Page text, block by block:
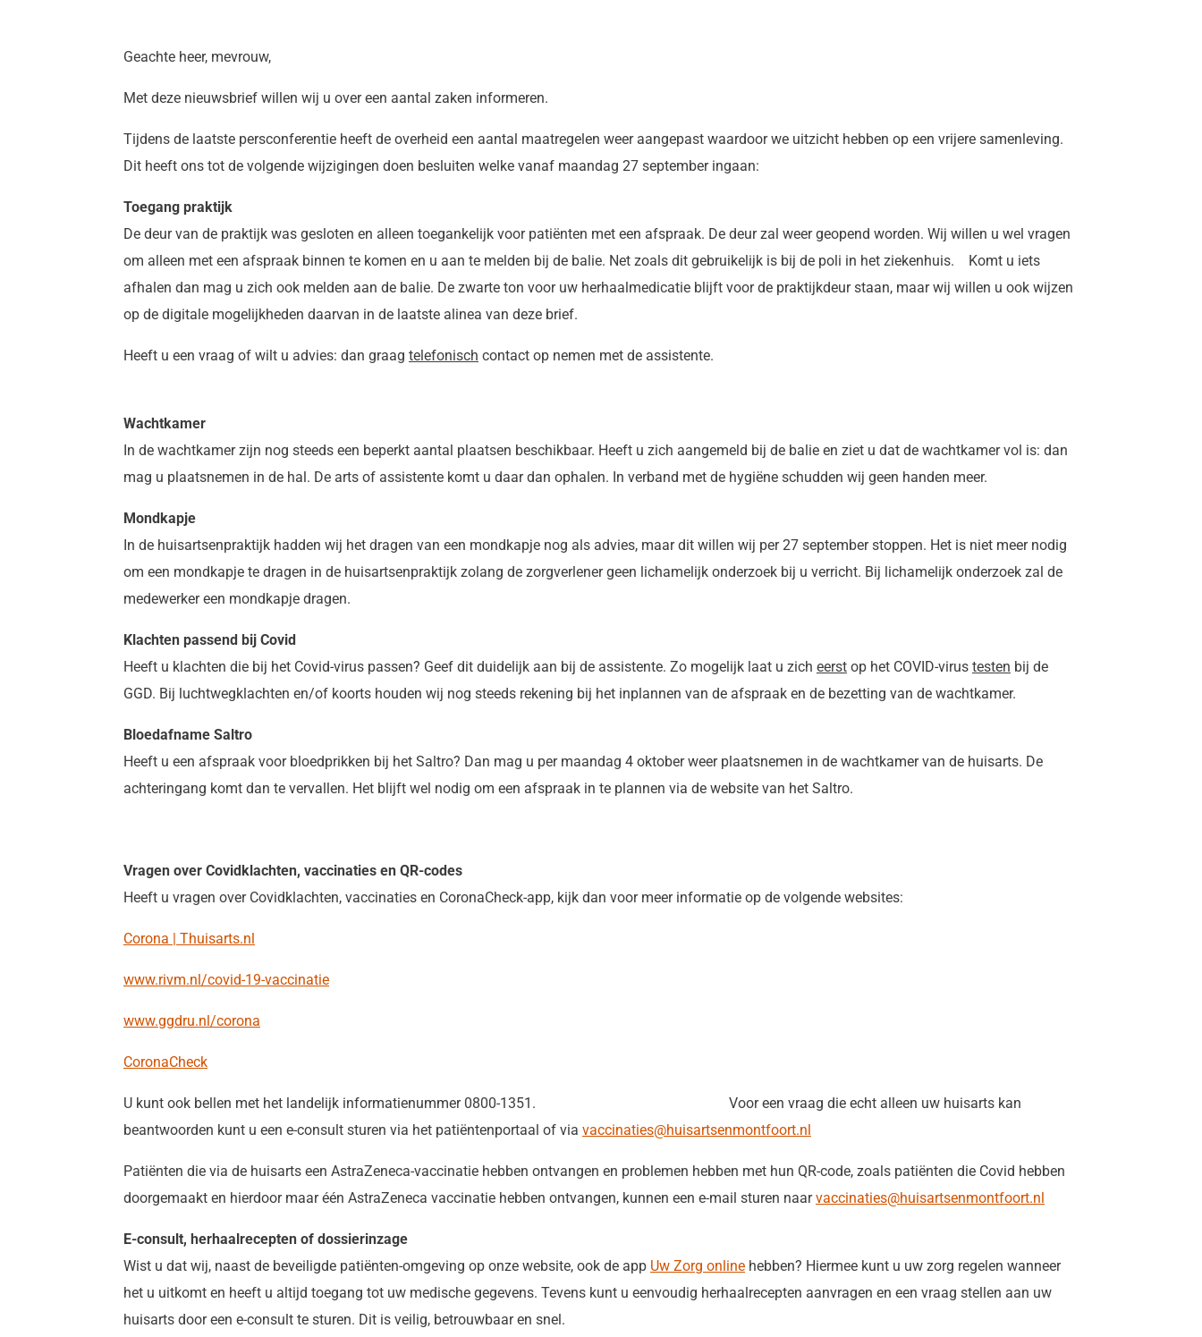
Geachte heer, mevrouw,
Met deze nieuwsbrief willen wij u over een aantal zaken informeren.
Tijdens de laatste persconferentie heeft de overheid een aantal maatregelen weer aangepast waardoor we uitzicht hebben op een vrijere samenleving.
Dit heeft ons tot de volgende wijzigingen doen besluiten welke vanaf maandag 27 september ingaan:
Toegang praktijk
De deur van de praktijk was gesloten en alleen toegankelijk voor patiënten met een afspraak. De deur zal weer geopend worden. Wij willen u wel vragen
om alleen met een afspraak binnen te komen en u aan te melden bij de balie. Net zoals dit gebruikelijk is bij de poli in het ziekenhuis. Komt u iets
afhalen dan mag u zich ook melden aan de balie. De zwarte ton voor uw herhaalmedicatie blijft voor de praktijkdeur staan, maar wij willen u ook wijzen
op de digitale mogelijkheden daarvan in de laatste alinea van deze brief.
Heeft u een vraag of wilt u advies: dan graag telefonisch contact op nemen met de assistente.
Wachtkamer
In de wachtkamer zijn nog steeds een beperkt aantal plaatsen beschikbaar. Heeft u zich aangemeld bij de balie en ziet u dat de wachtkamer vol is: dan
mag u plaatsnemen in de hal. De arts of assistente komt u daar dan ophalen. In verband met de hygiëne schudden wij geen handen meer.
Mondkapje
In de huisartsenpraktijk hadden wij het dragen van een mondkapje nog als advies, maar dit willen wij per 27 september stoppen. Het is niet meer nodig
om een mondkapje te dragen in de huisartsenpraktijk zolang de zorgverlener geen lichamelijk onderzoek bij u verricht. Bij lichamelijk onderzoek zal de
medewerker een mondkapje dragen.
Klachten passend bij Covid
Heeft u klachten die bij het Covid-virus passen? Geef dit duidelijk aan bij de assistente. Zo mogelijk laat u zich eerst op het COVID-virus testen bij de
GGD. Bij luchtwegklachten en/of koorts houden wij nog steeds rekening bij het inplannen van de afspraak en de bezetting van de wachtkamer.
Bloedafname Saltro
Heeft u een afspraak voor bloedprikken bij het Saltro? Dan mag u per maandag 4 oktober weer plaatsnemen in de wachtkamer van de huisarts. De
achteringang komt dan te vervallen. Het blijft wel nodig om een afspraak in te plannen via de website van het Saltro.
Vragen over Covidklachten, vaccinaties en QR-codes
Heeft u vragen over Covidklachten, vaccinaties en CoronaCheck-app, kijk dan voor meer informatie op de volgende websites:
Corona | Thuisarts.nl
www.rivm.nl/covid-19-vaccinatie
www.ggdru.nl/corona
CoronaCheck
U kunt ook bellen met het landelijk informatienummer 0800-1351. Voor een vraag die echt alleen uw huisarts kan
beantwoorden kunt u een e-consult sturen via het patiëntenportaal of via vaccinaties@huisartsenmontfoort.nl
Patiënten die via de huisarts een AstraZeneca-vaccinatie hebben ontvangen en problemen hebben met hun QR-code, zoals patiënten die Covid hebben
doorgemaakt en hierdoor maar één AstraZeneca vaccinatie hebben ontvangen, kunnen een e-mail sturen naarvaccinaties@huisartsenmontfoort.nl
E-consult, herhaalrecepten of dossierinzage
Wist u dat wij, naast de beveiligde patiënten-omgeving op onze website, ook de app Uw Zorg online hebben? Hiermee kunt u uw zorg regelen wanneer
het u uitkomt en heeft u altijd toegang tot uw medische gegevens. Tevens kunt u eenvoudig herhaalrecepten aanvragen en een vraag stellen aan uw
huisarts door een e-consult te sturen. Dit is veilig, betrouwbaar en snel.